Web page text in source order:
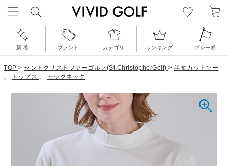
新 着 ブランド カテゴリ ランキング プレー券
TOP > セントクリストファーゴルフ(St.ChristopherGolf) > 半袖カットソー
、
トップス 、 モックネック